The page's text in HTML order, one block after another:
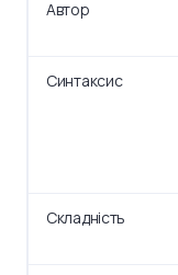
Автор
Синтаксис
Складність